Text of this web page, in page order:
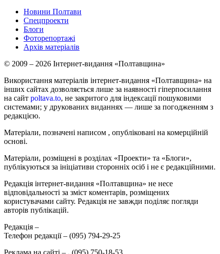
Новини Полтави
Спецпроекти
Блоги
Фоторепортажі
Архів матеріалів
© 2009 – 2026 Інтернет-видання «Полтавщина»
Використання матеріалів інтернет-видання «Полтавщина» на
інших сайтах дозволяється лише за наявності гіперпосилання
на сайт poltava.to, не закритого для індексації пошуковими
системами; у друкованих виданнях — лише за погодженням з
редакцією.
Матеріали, позначені написом , опубліковані на комерційній
основі.
Матеріали, розміщені в розділах «Проекти» та «Блоги»,
публікуються за ініціативи сторонніх осіб і не є редакційними.
Редакція інтернет-видання «Полтавщина» не несе
відповідальності за зміст коментарів, розміщених
користувачами сайту. Редакція не завжди поділяє погляди
авторів публікацій.
Редакція –
Телефон редакції – (095) 794-29-25